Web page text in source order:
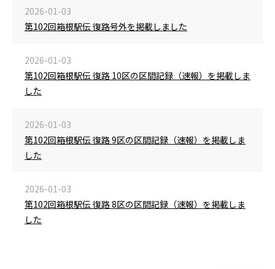
2026-01-03
第102回箱根駅伝 復路号外を掲載しました
2026-01-03
第102回箱根駅伝 復路 10区の区間記録（速報）を掲載しま
した
2026-01-03
第102回箱根駅伝 復路 9区の区間記録（速報）を掲載しま
した
2026-01-03
第102回箱根駅伝 復路 8区の区間記録（速報）を掲載しま
した